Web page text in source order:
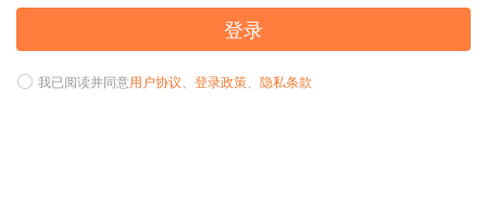
登录
我已阅读并同意用户协议、 登录政策、 隐私条款